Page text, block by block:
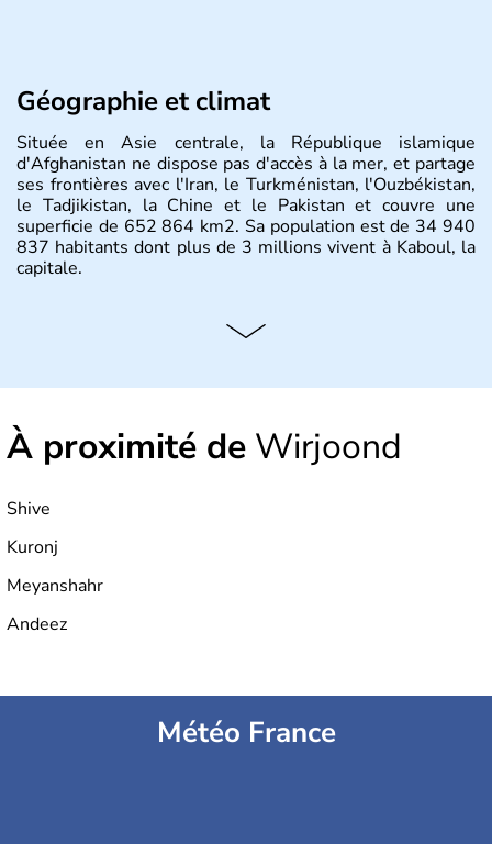
Géographie et climat
Située en Asie centrale, la République islamique
d'Afghanistan ne dispose pas d'accès à la mer, et partage
ses frontières avec l'Iran, le Turkménistan, l'Ouzbékistan,
le Tadjikistan, la Chine et le Pakistan et couvre une
superficie de 652 864 km2. Sa population est de 34 940
837 habitants dont plus de 3 millions vivent à Kaboul, la
capitale.
À proximité de Wirjoond
Shive
Kuronj
Meyanshahr
Andeez
Météo France